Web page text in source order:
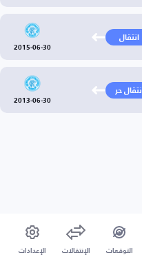
انتقال
2015-06-30
انتقال حر
2013-06-30
التوقعات الإنتقالات الإعدادات